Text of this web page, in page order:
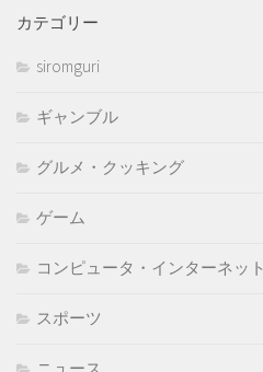
カテゴリー
siromguri
ギャンブル
グルメ・クッキング
ゲーム
コンピュータ・インターネット
スポーツ